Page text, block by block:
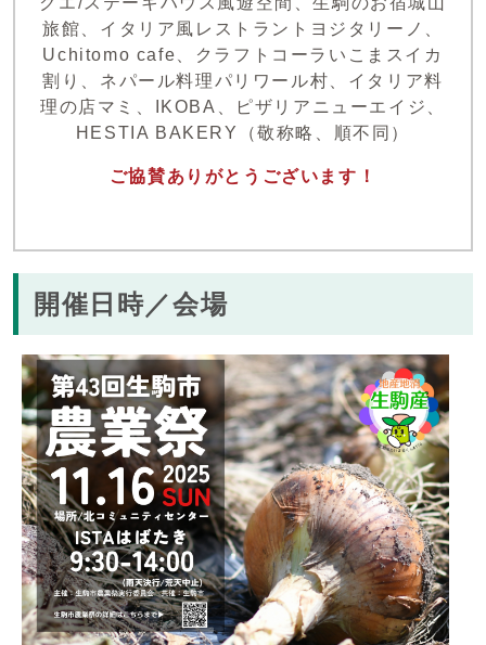
旅館、イタリア風レストラントヨジタリーノ、
Uchitomo cafe、クラフトコーラいこまスイカ
割り、ネパール料理パリワール村、イタリア料
理の店マミ、IKOBA、ピザリアニューエイジ、
HESTIA BAKERY（敬称略、順不同）
ご協賛ありがとうございます！
開催日時／会場